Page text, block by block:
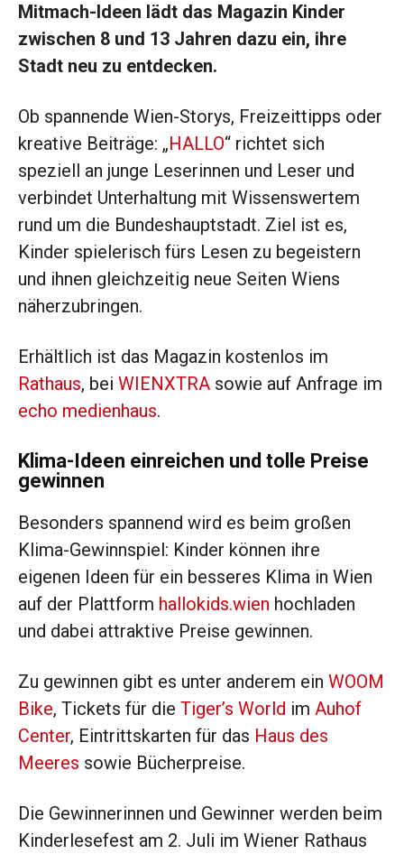
Mitmach-Ideen lädt das Magazin Kinder
zwischen 8 und 13 Jahren dazu ein, ihre
Stadt neu zu entdecken.
Ob spannende Wien-Storys, Freizeittipps oder
kreative Beiträge: „HALLO“ richtet sich
speziell an junge Leserinnen und Leser und
verbindet Unterhaltung mit Wissenswertem
rund um die Bundeshauptstadt. Ziel ist es,
Kinder spielerisch fürs Lesen zu begeistern
und ihnen gleichzeitig neue Seiten Wiens
näherzubringen.
Erhältlich ist das Magazin kostenlos im
Rathaus, bei WIENXTRA sowie auf Anfrage im
echo medienhaus.
Klima-Ideen einreichen und tolle Preise
gewinnen
Besonders spannend wird es beim großen
Klima-Gewinnspiel: Kinder können ihre
eigenen Ideen für ein besseres Klima in Wien
auf der Plattform hallokids.wien hochladen
und dabei attraktive Preise gewinnen.
Zu gewinnen gibt es unter anderem ein WOOM
Bike, Tickets für die Tiger’s World im Auhof
Center, Eintrittskarten für das Haus des
Meeres sowie Bücherpreise.
Die Gewinnerinnen und Gewinner werden beim
Kinderlesefest am 2. Juli im Wiener Rathaus